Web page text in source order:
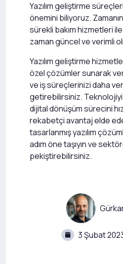
Yazılım geliştirme
önemini biliyoruz.
sürekli bakım hizmetleri ile
zaman güncel ve verimli
Yazılım geliştirme
özel çözümler sunarak
ve iş süreçlerinizi daha
getirebilirsiniz.
dijital dönüşüm sürecini
rekabetçi avantaj elde
tasarlanmış yazılım
adım öne taşıyın ve
pekiştirebilirsiniz.
3 Şubat